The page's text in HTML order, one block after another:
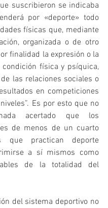
suscribieron se indicaba
por «deporte» todo
físicas que, mediante
organizada o de otro
finalidad la expresión o la
física y psíquica,
las relaciones sociales o
en competiciones
Es por esto que no
acertado que los
de menos de un cuarto
que practican deporte
a sí mismos como
de la totalidad del
del sistema deportivo no